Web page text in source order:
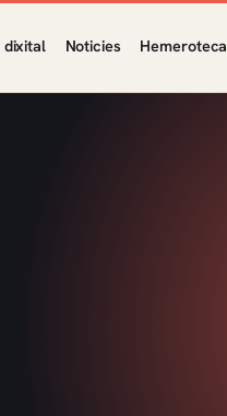
dixital Noticies Hemeroteca